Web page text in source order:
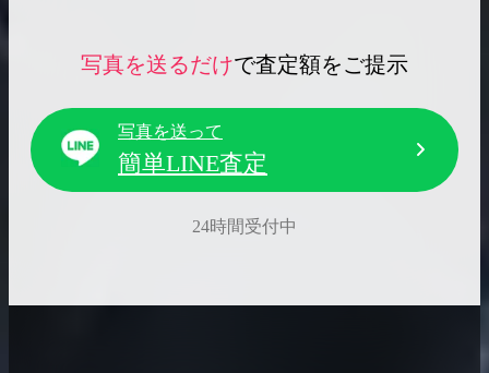
写真を送るだけで査定額をご提示
写真を送って
簡単LINE査定
24時間受付中